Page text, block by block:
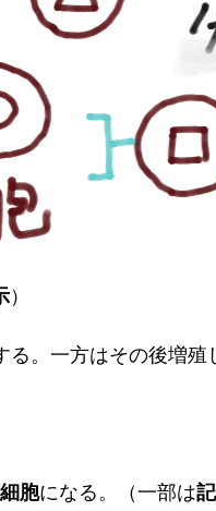
）
。一方はその後増殖
胞になる。（一部は